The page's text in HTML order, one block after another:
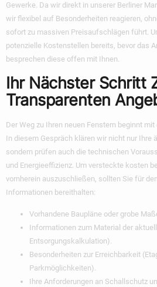
Gewerke. Da wir direkt in unserer Berliner
wir flexibel auf Besonderheiten reagieren,
sofort zu massiven Preisaufschlägen führt.
potenzielle Kostenstellen bereits, bevor das
besprechen diese offen mit Ihnen.
Ihr Nächster Schritt
Transparenten
Der Weg zu Ihren neuen Fenstern beginnt
In diesem Gespräch klären wir nicht nur Ihre
sondern prüfen auch die technischen
und Energieeffizienz. Um versteckte kosten
vornherein auszuschließen, sollten Sie für
Informationen bereithalten:
Vorhandene Baupläne oder grobe
Informationen zum Material der
Entsorgungskalkulation).
Besonderheiten zur Erreichbarkeit
Parkmöglichkeiten).
Ihre Anforderungen an Schallschutz